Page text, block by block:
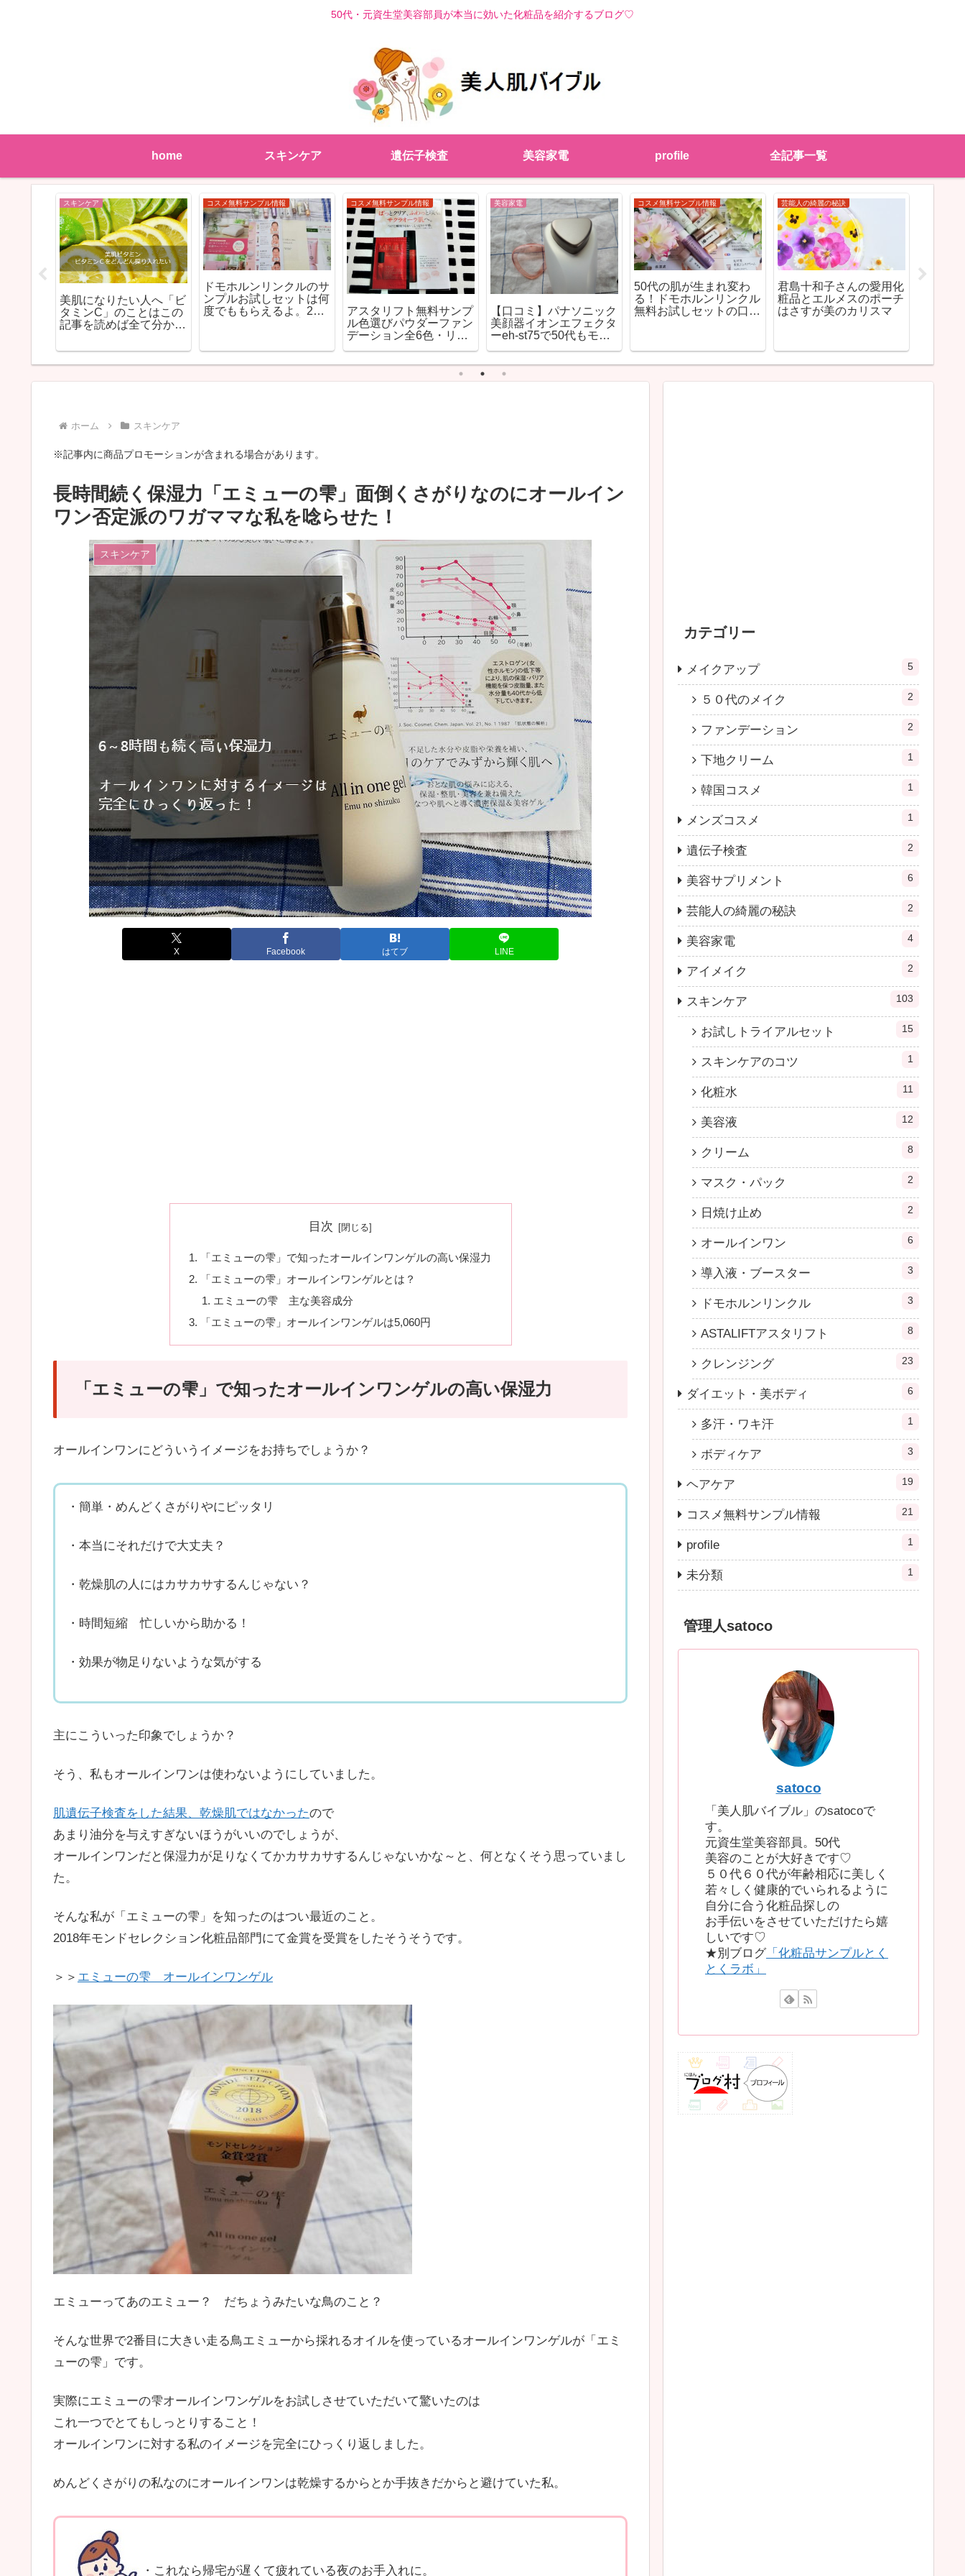
50代・元資生堂美容部員が本当に効いた化粧品を紹介するブログ♡
home スキンケア 遺伝子検査 美容家電 profile 全記事一覧
スキンケア
劣化知らず新安定型ハイ
ドロキノン配合アンプル
芸能人の綺麗の秘訣
多くの芸能人も愛用【マ
ナラホットクレンジン
グ】22人の女優さんモ
ヘアケア
凛恋リンレン人気シャン
分を徹底解析！
ヘアケア
髪の色・量・ツヤが老け
人の決定的な違いを作る
ASTALIFTアスタリフト
アスタリフトホワイトの
ヘアケア
リバースケアやってみた
ホーム スキンケア
※記事内に商品プロモーションが含まれる場合があります。
長時間続く保湿力「エミューの雫」面倒くさがりなのにオールイン
ワン否定派のワガママな私を唸らせた！
スキンケア
X Facebook はてブ LINE
目次
「エミューの雫」で知ったオールインワンゲルの高い保湿力
「エミューの雫」オールインワンゲルとは？
エミューの雫 主な美容成分
「エミューの雫」オールインワンゲルは5,060円
「エミューの雫」で知ったオールインワンゲルの高い保湿力
オールインワンにどういうイメージをお持ちでしょうか？
・簡単・めんどくさがりやにピッタリ
・本当にそれだけで大丈夫？
・乾燥肌の人にはカサカサするんじゃない？
・時間短縮 忙しいから助かる！
・効果が物足りないような気がする
主にこういった印象でしょうか？
そう、私もオールインワンは使わないようにしていました。
肌遺伝子検査をした結果、乾燥肌ではなかったので
あまり油分を与えすぎないほうがいいのでしょうが、
オールインワンだと保湿力が足りなくてかカサカサするんじゃないかな～と、何となくそう思っていまし
た。
そんな私が「エミューの雫」を知ったのはつい最近のこと。
2018年モンドセレクション化粧品部門にて金賞を受賞をしたそうそうです。
＞＞ エミューの雫 オールインワンゲル
エミューってあのエミュー？ だちょうみたいな鳥のこと？
そんな世界で2番目に大きい走る鳥エミューから採れるオイルを使っているオールインワンゲルが「エミ
ューの雫」です。
実際にエミューの雫オールインワンゲルをお試しさせていただいて驚いたのは
これ一つでとてもしっとりすること！
オールインワンに対する私のイメージを完全にひっくり返しました。
めんどくさがりの私なのにオールインワンは乾燥するからとか手抜きだからと避けていた私。
・これなら帰宅が遅くて疲れている夜のお手入れに。
カテゴリー
メイクアップ 5
５０代のメイク 2
ファンデーション 2
下地クリーム 1
韓国コスメ 1
メンズコスメ 1
遺伝子検査 2
美容サプリメント 6
芸能人の綺麗の秘訣 2
美容家電 4
アイメイク 2
スキンケア 103
お試しトライアルセット 15
スキンケアのコツ 1
化粧水 11
美容液 12
クリーム 8
マスク・パック 2
日焼け止め 2
オールインワン 6
導入液・ブースター 3
ドモホルンリンクル 3
ASTALIFTアスタリフト 8
クレンジング 23
ダイエット・美ボディ 6
多汗・ワキ汗 1
ボディケア 3
ヘアケア 19
コスメ無料サンプル情報 21
profile 1
未分類 1
管理人satoco
satoco
「美人肌バイブル」のsatocoで
す。
元資生堂美容部員。50代
美容のことが大好きです♡
５０代６０代が年齢相応に美しく
若々しく健康的でいられるように
自分に合う化粧品探しの
お手伝いをさせていただけたら嬉
しいです♡
★別ブログ「化粧品サンプルとく
とくラボ」